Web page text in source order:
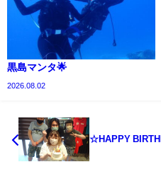
黒島マンタ🌟
2026.08.02
☆HAPPY